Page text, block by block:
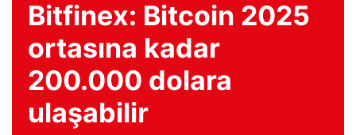
Bitfinex: Bitcoin 2025
ortasına kadar
200.000 dolara
ulaşabilir